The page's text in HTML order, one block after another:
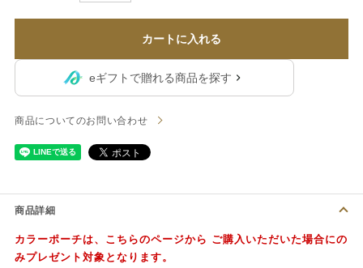
カートに入れる
eギフトで贈れる商品を探す
商品についてのお問い合わせ
商品詳細
カラーポーチは、 こちらのページから ご購入いただいた場合にの
みプレゼント対象となります。